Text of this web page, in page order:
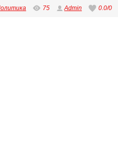
75 Admin 0.0/0